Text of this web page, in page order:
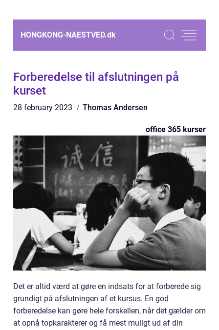
HONGKONG-NAESTVED.dk
Forberedelse til afslutningen på
kurset
28 february 2023 Thomas Andersen
office 365 kurser
Det er altid værd at gøre en indsats for at forberede sig
grundigt på afslutningen af et kursus. En god
forberedelse kan gøre hele forskellen, når det gælder om
at opnå topkarakterer og få mest muligt ud af din